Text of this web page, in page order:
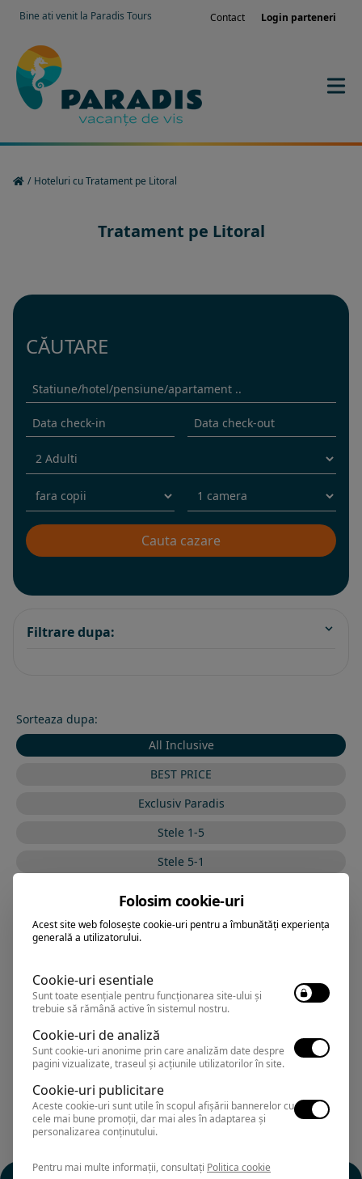
Bine ati venit la Paradis Tours Contact Login parteneri
/ Hoteluri cu Tratament pe Litoral
Tratament pe Litoral
CĂUTARE
Filtrare dupa:
Sorteaza dupa:
All Inclusive
BEST PRICE
Exclusiv Paradis
Stele 1-5
Stele 5-1
Hotel
VRAJA MARII BY THE
Eforie Sud,Arata pe harta
0374.347.708
Folosim cookie-uri
Acest site web folosește cookie-uri pentru a îmbunătăți experiența
generală a utilizatorului.
Cookie-uri esentiale
Sunt toate esențiale pentru funcționarea site-ului și
trebuie să rămână active în sistemul nostru.
Cookie-uri de analiză
Sunt cookie-uri anonime prin care analizăm date despre
pagini vizualizate, traseul și acțiunile utilizatorilor în site.
Cookie-uri publicitare
Aceste cookie-uri sunt utile în scopul afișării bannerelor cu
cele mai bune promoții, dar mai ales în adaptarea și
personalizarea conținutului.
Pentru mai multe informații, consultați Politica cookie